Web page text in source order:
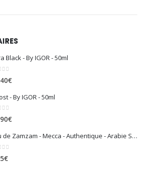
Black - By IGOR - 50ml
€
- By IGOR - 50ml
5€
Eau de Zamzam - Mecca - Authentique - Arabie Saoudite - 500 ml
€